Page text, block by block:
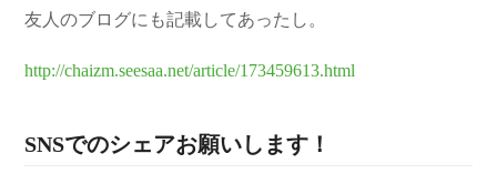
友人のブログにも記載してあったし。
http://chaizm.seesaa.net/article/173459613.html
SNSでのシェアお願いします！